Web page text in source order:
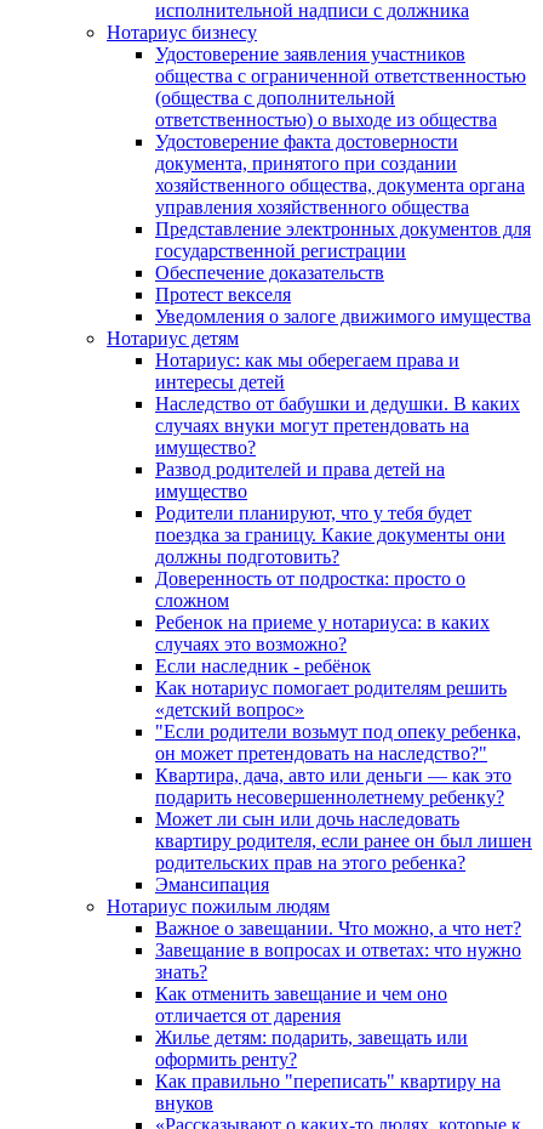
исполнительной надписи с должника
Нотариус бизнесу
Удостоверение заявления участников
общества с ограниченной ответственностью
(общества с дополнительной
ответственностью) о выходе из общества
Удостоверение факта достоверности
документа, принятого при создании
хозяйственного общества, документа органа
управления хозяйственного общества
Представление электронных документов для
государственной регистрации
Обеспечение доказательств
Протест векселя
Уведомления о залоге движимого имущества
Нотариус детям
Нотариус: как мы оберегаем права и
интересы детей
Наследство от бабушки и дедушки. В каких
случаях внуки могут претендовать на
имущество?
Развод родителей и права детей на
имущество
Родители планируют, что у тебя будет
поездка за границу. Какие документы они
должны подготовить?
Доверенность от подростка: просто о
сложном
Ребенок на приеме у нотариуса: в каких
случаях это возможно?
Если наследник - ребёнок
Как нотариус помогает родителям решить
«детский вопрос»
"Если родители возьмут под опеку ребенка,
он может претендовать на наследство?"
Квартира, дача, авто или деньги — как это
подарить несовершеннолетнему ребенку?
Может ли сын или дочь наследовать
квартиру родителя, если ранее он был лишен
родительских прав на этого ребенка?
Эмансипация
Нотариус пожилым людям
Важное о завещании. Что можно, а что нет?
Завещание в вопросах и ответах: что нужно
знать?
Как отменить завещание и чем оно
отличается от дарения
Жилье детям: подарить, завещать или
оформить ренту?
Как правильно "переписать" квартиру на
внуков
«Рассказывают о каких-то людях, которые к